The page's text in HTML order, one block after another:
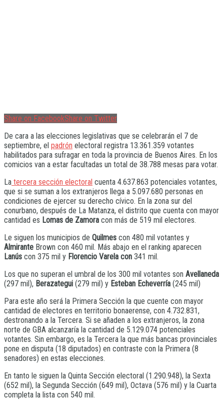
Share on FacebookShare on Twitter
De cara a las elecciones legislativas que se celebrarán el 7 de
septiembre, el padrón electoral registra 13.361.359 votantes
habilitados para sufragar en toda la provincia de Buenos Aires. En los
comicios van a estar facultadas un total de 38.788 mesas para votar.
La tercera sección electoral cuenta 4.637.863 potenciales votantes,
que si se suman a los extranjeros llega a 5.097.680 personas en
condiciones de ejercer su derecho cívico. En la zona sur del
conurbano, después de La Matanza, el distrito que cuenta con mayor
cantidad es Lomas de Zamora con más de 519 mil electores.
Le siguen los municipios de Quilmes con 480 mil votantes y
Almirante Brown con 460 mil. Más abajo en el ranking aparecen
Lanús con 375 mil y Florencio Varela con 341 mil.
Los que no superan el umbral de los 300 mil votantes son Avellaneda
(297 mil), Berazategui (279 mil) y Esteban Echeverría (245 mil)
Para este año será la Primera Sección la que cuente con mayor
cantidad de electores en territorio bonaerense, con 4.732.831,
destronando a la Tercera. Si se añaden a los extranjeros, la zona
norte de GBA alcanzaría la cantidad de 5.129.074 potenciales
votantes. Sin embargo, es la Tercera la que más bancas provinciales
pone en disputa (18 diputados) en contraste con la Primera (8
senadores) en estas elecciones.
En tanto le siguen la Quinta Sección electoral (1.290.948), la Sexta
(652 mil), la Segunda Sección (649 mil), Octava (576 mil) y la Cuarta
completa la lista con 540 mil.